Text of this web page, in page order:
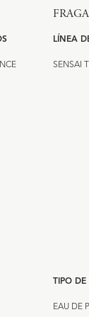
LÍNEA
SENSAI
TIPO
EAU DE